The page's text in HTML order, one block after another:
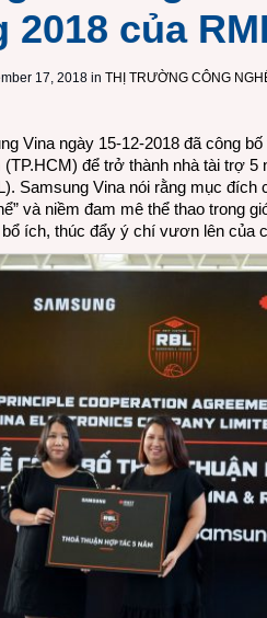
2018 của
17, 2018 in THỊ TRƯỜNG CÔNG
Vina ngày 15-12-2018 đã công
để trở thành nhà tài trợ 5
Samsung Vina nói rằng mục đích
và niềm đam mê thể thao trong
í­­ch, thúc đẩy ý chí vươn lên của